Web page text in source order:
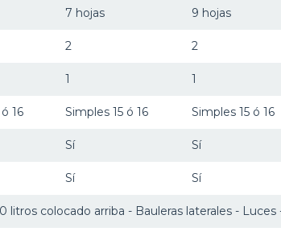
7 hojas 9 hojas
2 2
1 1
16 Simples 15 ó 16 Simples 15 ó 16
Sí Sí
Sí Sí
litros colocado arriba - Bauleras laterales -